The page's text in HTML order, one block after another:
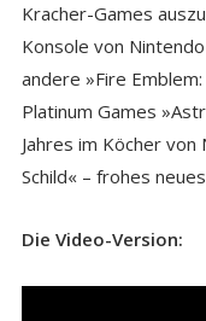
Kracher-Games
Konsole von
andere »Fire
Platinum Games
Jahres im Köcher
Schild« – frohes neues
Die Video-Version: